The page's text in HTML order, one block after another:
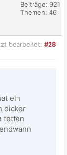
Beiträge: 921
Themen: 46
#28
bearbeitet:
ein
dicker
fetten